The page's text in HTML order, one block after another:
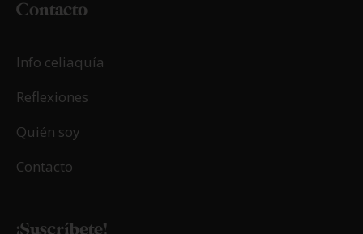
Harina de avena
LEER MÁS